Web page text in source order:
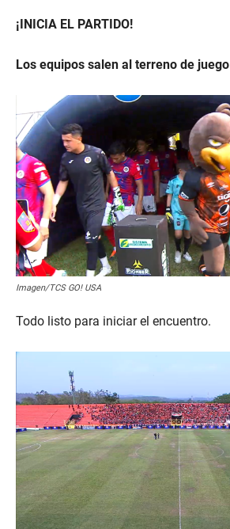
¡INICIA EL PARTIDO!
Los equipos salen al terreno de juego
Imagen/TCS GO! USA
Todo listo para iniciar el encuentro.